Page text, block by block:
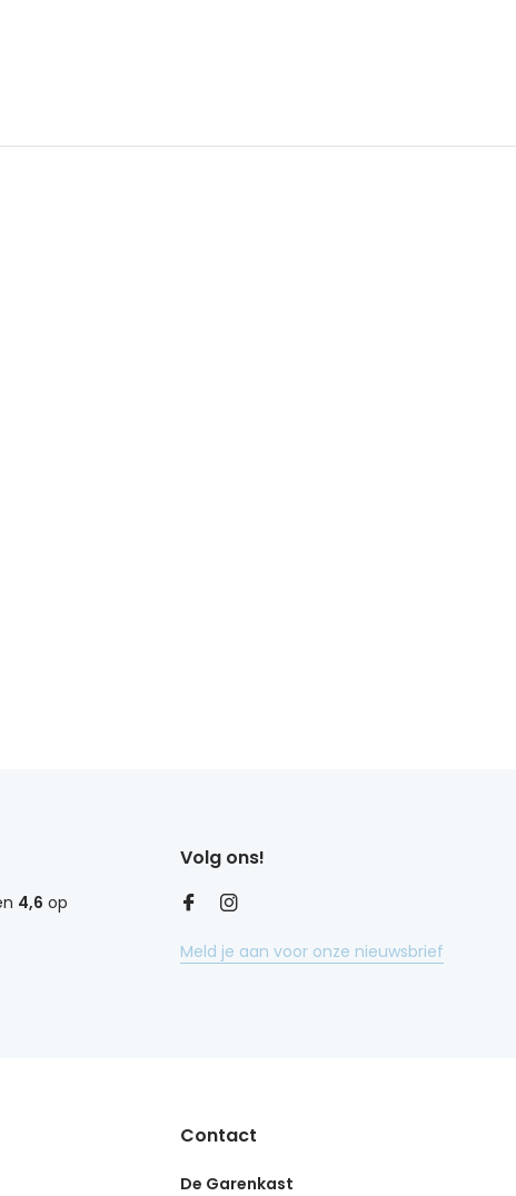
4,6 op
Volg ons!
Meld je aan voor onze nieuwsbrief
Contact
De Garenkast